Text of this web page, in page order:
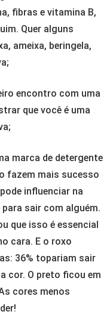
fibras e vitamina B,
Quer alguns
ameixa, beringela,
encontro com uma
que você é uma
marca de detergente
fazem mais sucesso
influenciar na
sair com alguém.
que isso é essencial
cara. E o roxo
36% topariam sair
cor. O preto ficou em
cores menos